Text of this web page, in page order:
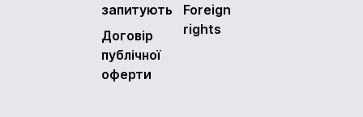
запитують
Договір
публічної
оферти
Foreign
rights